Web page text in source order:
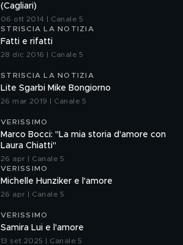
(Cagliari)
06 ott 2014 | Canale 5
STRISCIA LA NOTIZIA
Fatti e rifatti
28 dic 2016 | Canale 5
STRISCIA LA NOTIZIA
Lite Sgarbi Mike Bongiorno
26 mar 2019 | Canale 5
VERISSIMO
Marco Bocci: "La mia storia d'amore con
Laura Chiatti"
26 apr | Canale 5
VERISSIMO
Michelle Hunziker e l'amore
26 apr | Canale 5
VERISSIMO
Samira Lui e l'amore
13 set 2025 | Canale 5